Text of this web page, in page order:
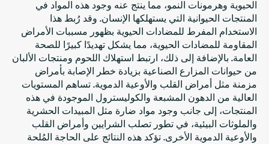
الحيوية وهرمونات النمو، مما ينتج عنه وجود هذه المواد في
المنتجات الحيوانية التي يستهلكها الإنسان. وقد رُبط هذا
الاستخدام المفرط للمضادات الحيوية بظهور مسببات الأمراض
المقاومة للمضادات الحيوية، مما يشكل تهديدًا كبيرًا للصحة
العامة. بالإضافة إلى ذلك، ارتبط استهلاك اللحوم ومنتجات الألبان
من حيوانات المزارع الصناعية بزيادة خطر الإصابة بأمراض
مزمنة مثل أمراض القلب والأوعية الدموية. تساهم المستويات
العالية من الدهون المشبعة والكوليسترول الموجودة في هذه
المنتجات، إلى جانب وجود مواد ضارة مثل المبيدات الحشرية
والملوثات البيئية، في تطور تصلب الشرايين وأمراض القلب
والأوعية الدموية الأخرى. تؤكد هذه النتائج على الحاجة المُلحة